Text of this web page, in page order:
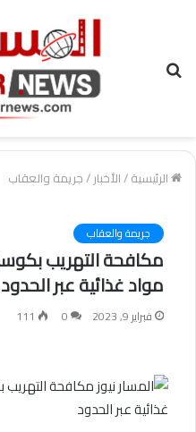
الرئيسية/الأخبار/جريمة والعقاب
جريمة والعقاب
مكافحة التهريب
مواد غذائية عبر الحدود
فبراير 9, 2023 0
111